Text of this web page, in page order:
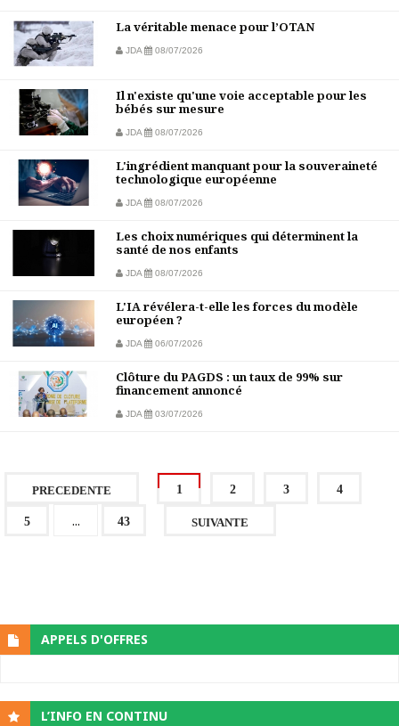
La véritable menace pour l’OTAN
JDA 08/07/2026
Il n'existe qu'une voie acceptable pour les
bébés sur mesure
JDA 08/07/2026
L'ingrédient manquant pour la souveraineté
technologique européenne
JDA 08/07/2026
Les choix numériques qui déterminent la
santé de nos enfants
JDA 08/07/2026
L'IA révélera-t-elle les forces du modèle
européen ?
JDA 06/07/2026
Clôture du PAGDS : un taux de 99% sur
financement annoncé
JDA 03/07/2026
PRECEDENTE 1 2 3 4
5 ... 43 SUIVANTE
APPELS D'OFFRES
L’INFO EN CONTINU